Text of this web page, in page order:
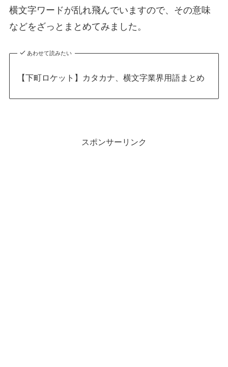
横文字ワードが乱れ飛んでいますので、その意味
などをざっとまとめてみました。
あわせて読みたい
【下町ロケット】カタカナ、横文字業界用語まとめ
スポンサーリンク